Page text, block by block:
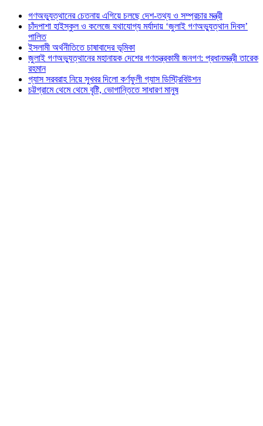
গণঅভ্যুত্থানের চেতনায় এগিয়ে চলছে দেশ-তথ্য ও সম্প্রচার মন্ত্রী
চাঁদপাশা হাইস্কুল ও কলেজে যথাযোগ্য মর্যাদায় ‘জুলাই গণঅভ্যুত্থান দিবস’
পালিত
ইসলামী অর্থনীতিতে চাষাবাদের ভূমিকা
জুলাই গণঅভ্যুত্থানের মহানায়ক দেশের গণতন্ত্রকামী জনগণ: প্রধানমন্ত্রী তারেক
রহমান
গ্যাস সরবরাহ নিয়ে সুখবর দিলো কর্ণফুলী গ্যাস ডিস্ট্রিবিউশন
চট্টগ্রামে থেমে থেমে বৃষ্টি, ভোগান্তিতে সাধারণ মানুষ